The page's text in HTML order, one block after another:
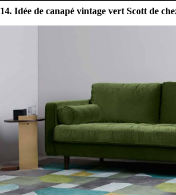
14. Idée de canapé vintage vert Scott de